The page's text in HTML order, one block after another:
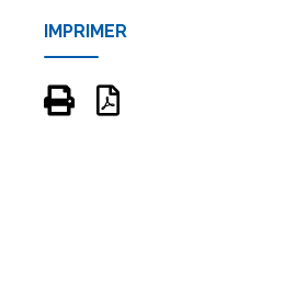
IMPRIMER